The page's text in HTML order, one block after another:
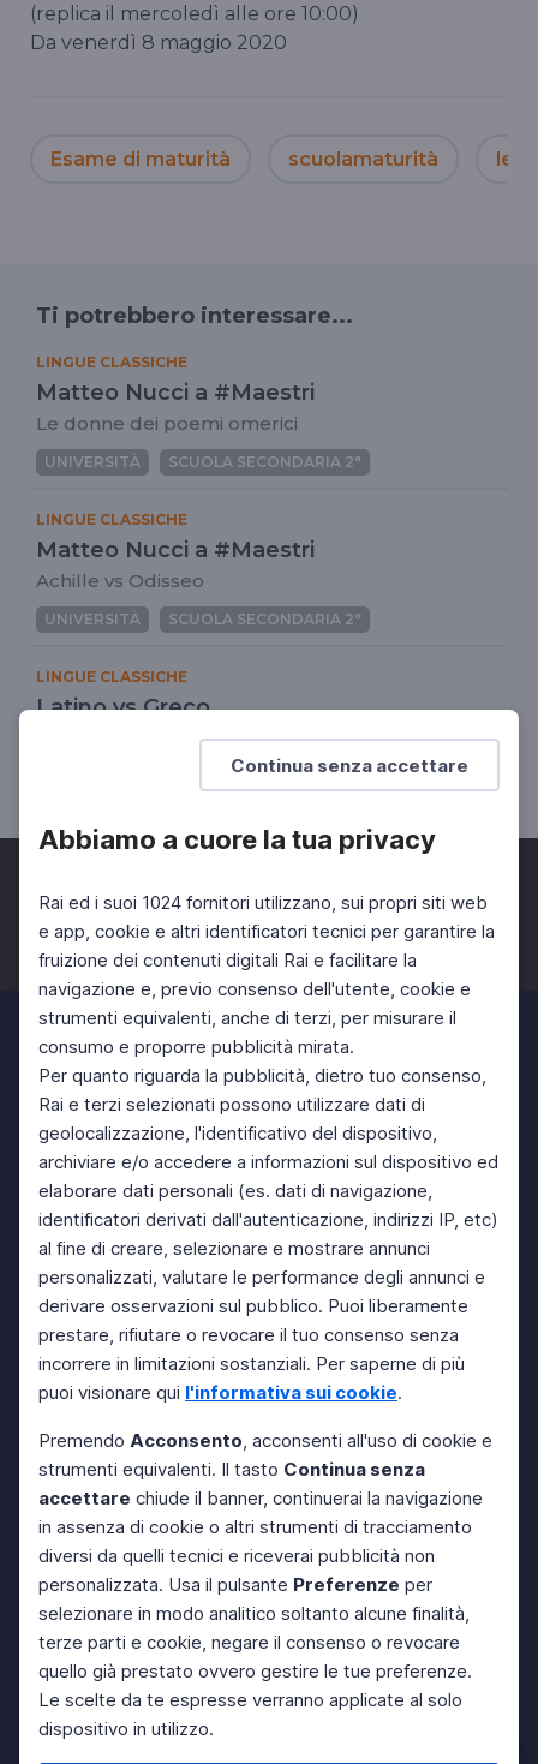
Continua senza accettare
Abbiamo a cuore la tua privacy
Rai ed i suoi 1024 fornitori utilizzano, sui propri siti web
e app, cookie e altri identificatori tecnici per garantire la
fruizione dei contenuti digitali Rai e facilitare la
navigazione e, previo consenso dell'utente, cookie e
strumenti equivalenti, anche di terzi, per misurare il
consumo e proporre pubblicità mirata.
Per quanto riguarda la pubblicità, dietro tuo consenso,
Rai e terzi selezionati possono utilizzare dati di
geolocalizzazione, l'identificativo del dispositivo,
archiviare e/o accedere a informazioni sul dispositivo ed
elaborare dati personali (es. dati di navigazione,
identificatori derivati dall'autenticazione, indirizzi IP, etc)
al fine di creare, selezionare e mostrare annunci
personalizzati, valutare le performance degli annunci e
derivare osservazioni sul pubblico. Puoi liberamente
prestare, rifiutare o revocare il tuo consenso senza
incorrere in limitazioni sostanziali. Per saperne di più
puoi visionare qui l'informativa sui cookie.
Premendo Acconsento, acconsenti all'uso di cookie e
strumenti equivalenti. Il tasto Continua senza
accettare chiude il banner, continuerai la navigazione
in assenza di cookie o altri strumenti di tracciamento
diversi da quelli tecnici e riceverai pubblicità non
personalizzata. Usa il pulsante Preferenze per
selezionare in modo analitico soltanto alcune finalità,
terze parti e cookie, negare il consenso o revocare
quello già prestato ovvero gestire le tue preferenze.
Le scelte da te espresse verranno applicate al solo
dispositivo in utilizzo.
(replica il mercoledì alle ore 10:00)
Da venerdì 8 maggio 2020
Esame di maturità scuolamaturità
Ti potrebbero interessare...
LINGUE CLASSICHE
Matteo Nucci a #Maestri
Le donne dei poemi omerici
UNIVERSITÀ SCUOLA SECONDARIA 2°
LINGUE CLASSICHE
Matteo Nucci a #Maestri
Achille vs Odisseo
UNIVERSITÀ SCUOLA SECONDARIA 2°
LINGUE CLASSICHE
Latino vs Greco
Esclusiva Rai Cultura
SCUOLA SECONDARIA 2°
Facebook Twitter Instagram